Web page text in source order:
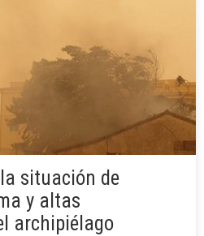
situación de
y altas
archipiélago